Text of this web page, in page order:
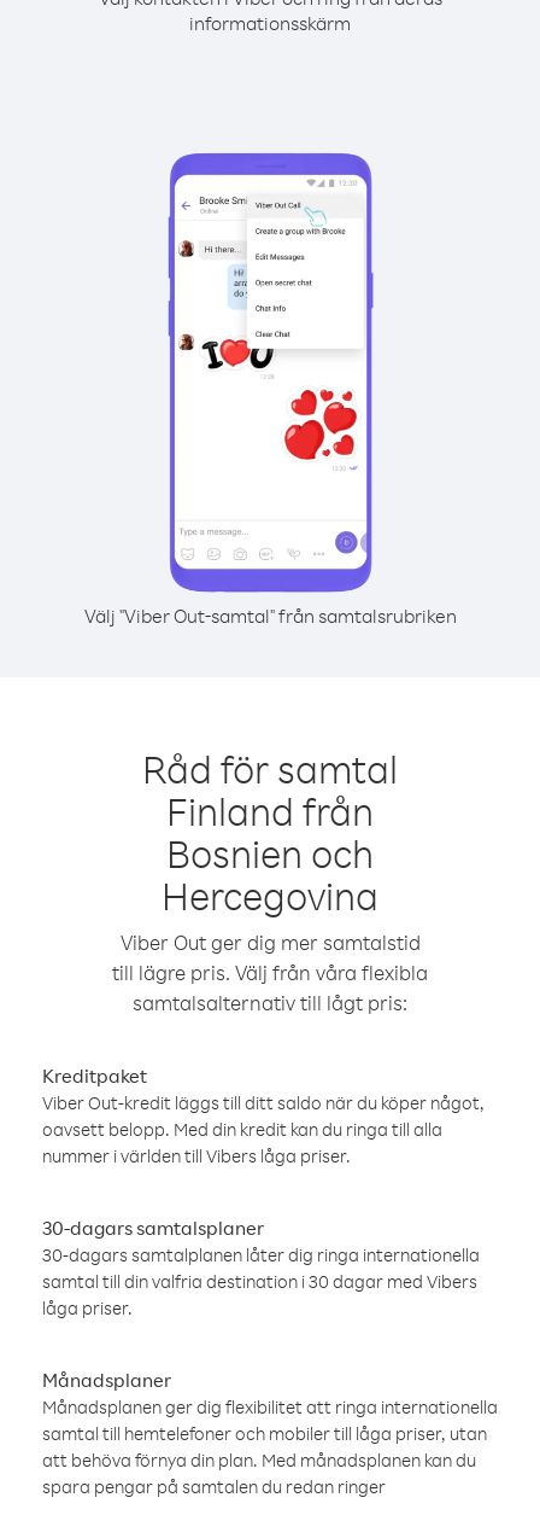
informationsskärm
Välj "Viber Out-samtal" från samtalsrubriken
Råd för samtal
Finland från
Bosnien och
Hercegovina
Viber Out ger dig mer samtalstid
till lägre pris. Välj från våra flexibla
samtalsalternativ till lågt pris:
Kreditpaket
Viber Out-kredit läggs till ditt saldo när du köper något,
oavsett belopp. Med din kredit kan du ringa till alla
nummer i världen till Vibers låga priser.
30-dagars samtalsplaner
30-dagars samtalplanen låter dig ringa internationella
samtal till din valfria destination i 30 dagar med Vibers
låga priser.
Månadsplaner
Månadsplanen ger dig flexibilitet att ringa internationella
samtal till hemtelefoner och mobiler till låga priser, utan
att behöva förnya din plan. Med månadsplanen kan du
spara pengar på samtalen du redan ringer